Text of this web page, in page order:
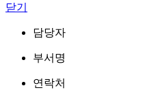
닫기
담당자
부서명
연락처